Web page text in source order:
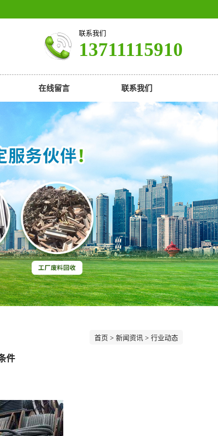
联系我们
13711115910
在线留言 联系我们
首页 > 新闻资讯 > 行业动态
件